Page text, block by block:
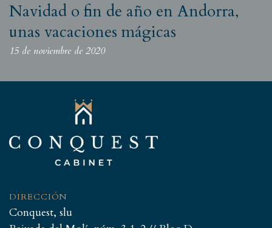
Navidad o fin de año en Andorra,
unas vacaciones mágicas
15 de noviembre de 2020
DIRECCIÓN
Conquest, slu